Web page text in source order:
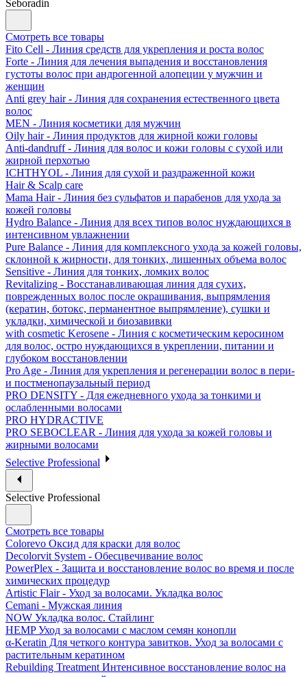
Seboradin
Смотреть все товары
Fito Cell - Линия средств для укрепления и роста волос
Forte - Линия для лечения выпадения и восстановления
густоты волос при андрогенной алопеции у мужчин и
женщин
Anti grey hair - Линия для сохранения естественного цвета
волос
MEN - Линия косметики для мужчин
Oily hair - Линия продуктов для жирной кожи головы
Anti-dandruff - Линия для волос и кожи головы с сухой или
жирной перхотью
ICHTHYOL - Линия для сухой и раздраженной кожи
Hair & Scalp care
Mama Hair - Линия без сульфатов и парабенов для ухода за
кожей головы
Hydro Balance - Линия для всех типов волос нуждающихся в
интенсивном увлажнении
Pure Balance - Линия для комплексного ухода за кожей головы,
склонной к жирности, для тонких, лишенных объема волос
Sensitive - Линия для тонких, ломких волос
Revitalizing - Восстанавливающая линия для сухих,
поврежденных волос после окрашивания, выпрямления
(кератин, ботокс, перманентное выпрямление), сушки и
укладки, химической и биозавивки
with cosmetic Kerosene - Линия с косметическим керосином
для волос, остро нуждающихся в укреплении, питании и
глубоком восстановлении
Pro Age - Линия для укрепления и регенерации волос в пери-
и постменопаузальный период
PRO DENSITY - Для ежедневного ухода за тонкими и
ослабленными волосами
PRO HYDRACTIVE
PRO SEBOCLEAR - Линия для ухода за кожей головы и
жирными волосами
Selective Professional
Selective Professional
Смотреть все товары
Colorevo Оксид для краски для волос
Decolorvit System - Обесцвечивание волос
PowerPlex - Защита и восстановление волос во время и после
химических процедур
Artistic Flair - Уход за волосами. Укладка волос
Cemani - Мужская линия
NOW Укладка волос. Стайлинг
HEMP Уход за волосами с маслом семян конопли
α-Keratin Для четкого контура завитков. Уход за волосами с
растительным кератином
Rebuilding Treatment Интенсивное восстановление волос на